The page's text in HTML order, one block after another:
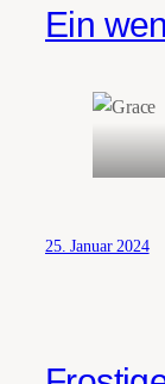
Ein
25. Januar 2024